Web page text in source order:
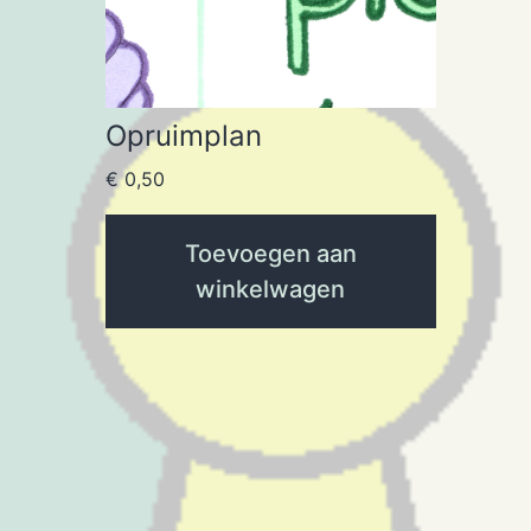
Opruimplan
€0,50
Toevoegen aan
winkelwagen